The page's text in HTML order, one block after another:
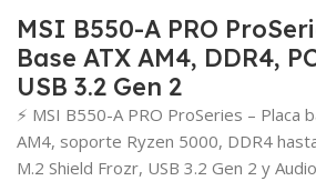
MSI B550-A PRO
Base ATX AM4, DDR4,
USB 3.2 Gen 2
⚡ MSI B550-A PRO ProSeries – Placa
AM4, soporte Ryzen 5000, DDR4
M.2 Shield Frozr, USB 3.2 Gen 2 y